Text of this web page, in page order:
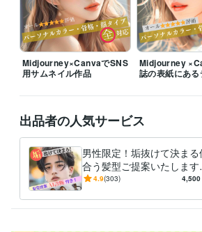
職歴
有限会社マキアンドファイン 2011年8月 ~
合同会社Ｏｕｒｉｎ 2023年9月 ~ 現在
受賞歴
海外美容関係者に向けてセミナー開催 美容学
グノシー/楽天ブログ/gooニュース
ログ/gooニュース
Yahoo!ニュース/グノシー/
Yahoo!ニュース/グノシー/楽天ブログ/goo
得意分野
住まい・美容・生活相談 各種診断を織り混
パーソナルカラー診断/美容師
美容 ファッション メイク ヘアスタイル
Midjourney×CanvaでSNS
用サムネイル作品
Midjourney
誌の表紙にあ
出品者の人気サービス
男性限定！垢抜けて決まる
合う髪型ご提案いたします
オシャレは9割が理論！闘う
す！
4.9(303) 4,500